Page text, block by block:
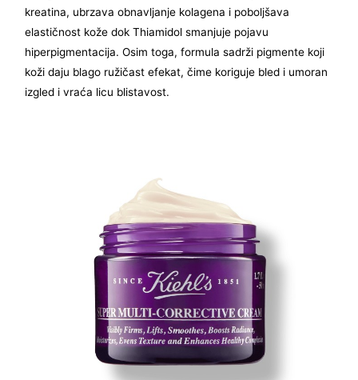
kreatina, ubrzava obnavljanje kolagena i poboljšava
elastičnost kože dok Thiamidol smanjuje pojavu
hiperpigmentacija. Osim toga, formula sadrži pigmente koji
koži daju blago ružičast efekat, čime koriguje bled i umoran
izgled i vraća licu blistavost.